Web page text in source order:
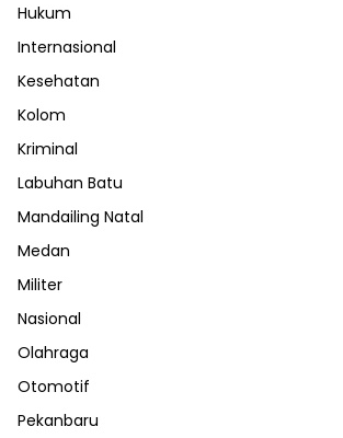
Hukum
Internasional
Kesehatan
Kolom
Kriminal
Labuhan Batu
Mandailing Natal
Medan
Militer
Nasional
Olahraga
Otomotif
Pekanbaru